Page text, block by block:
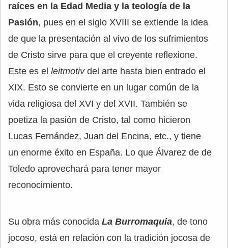
raíces en la Edad Media y la teología de la
Pasión, pues en el siglo XVIII se extiende la idea
de que la presentación al vivo de los sufrimientos
de Cristo sirve para que el creyente reflexione.
Este es el leitmotivdel arte hasta bien entrado el
XIX. Esto se convierte en un lugar común de la
vida religiosa del XVI y del XVII. También se
poetiza la pasión de Cristo, tal como hicieron
Lucas Fernández, Juan del Encina, etc., y tiene
un enorme éxito en España. Lo que Álvarez de de
Toledo aprovechará para tener mayor
reconocimiento.
Su obra más conocida La Burromaquia, de tono
jocoso, está en relación con la tradición jocosa de